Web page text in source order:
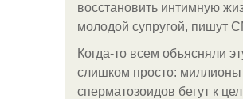
восстановить интимную
молодой супругой, пишут
Когда-то всем объясняли
слишком просто: миллионы
сперматозоидов бегут к